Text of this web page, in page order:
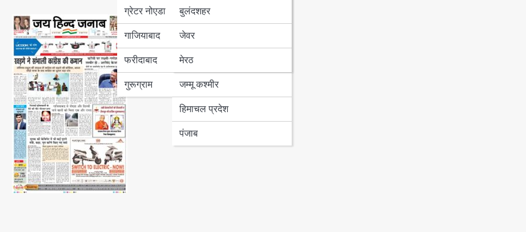
ग्रेटर नोएडा
गाजियाबाद
फरीदाबाद
गुरूग्राम
बुलंदशहर
जेवर
मेरठ
बिहार
पंजाब
हरियाणा
जम्मू कश्मीर
हिमाचल प्रदेश
पंजाब